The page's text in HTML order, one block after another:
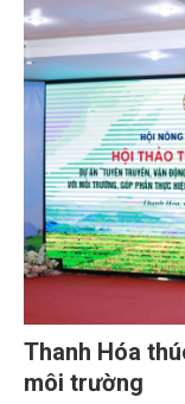
toàn cầu, đặc
bằng 0 (Net-
Thanh Hóa
môi trường